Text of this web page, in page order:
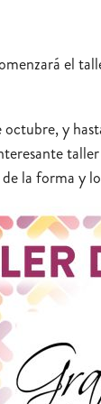
el
y
la forma y